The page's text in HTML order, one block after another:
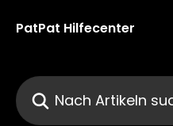
PatPat Hilfecenter
Nach Artikeln suchen …